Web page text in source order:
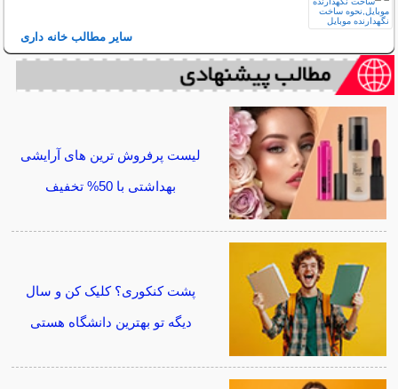
سایر مطالب خانه داری
لیست پرفروش ترین های آرایشی
بهداشتی با 50% تخفیف
پشت کنکوری؟ کلیک کن و سال
دیگه تو بهترین دانشگاه هستی